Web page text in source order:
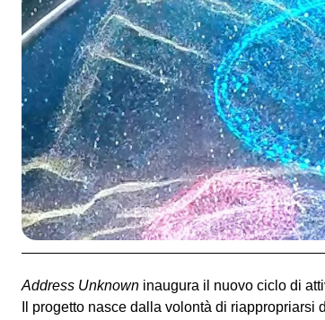
/ Ruta, Gabriel Hensche, Antti Laitinen, Sérgio
& Van Doorn, Jacopo Natoli, Chiara Pergola, Luca
Caterina Ruysch Voltolini
II
Loukia Alavanou, Paolo Brambilla, Die
Guildor, Adi Haxhiaj, Sharon Houkema,
Sgrinzatto, Francesco Pacelli, Matteo
From Outer Space(Anna Paola Buonanno,
META(Martina Bragadin, Margherita Crespi) partner
Address Unknown inaugura il nuovo ciclo di
Il progetto nasce dalla volontà di